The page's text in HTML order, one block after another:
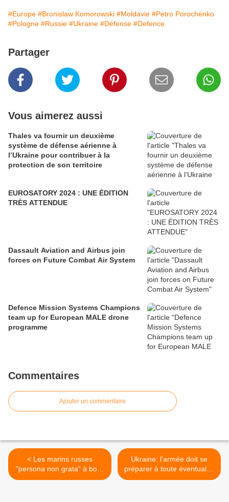
#Europe #Bronislaw Komorowski #Moldavie #Petro Porochenko
#Pologne #Russie #Ukraine #Défense #Defence
Partager
Vous aimerez aussi
Thales va fournir un deuxième
système de défense aérienne à
l’Ukraine pour contribuer à la
protection de son territoire
EUROSATORY 2024 : UNE ÉDITION
TRÈS ATTENDUE
Dassault Aviation and Airbus join
forces on Future Combat Air System
Defence Mission Systems Champions
team up for European MALE drone
programme
Commentaires
Ajouter un commentaire
< Les marins russes
"persona non grata" à bord
du BPC Vladivostok
Ukraine: l'armée doit se
préparer à toute éventualité
face à la Russie (SNBO) >